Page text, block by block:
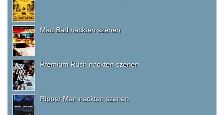
Mad Bad nackten szenen
Premium Rush nackten szenen
Ripper Man nackten szenen